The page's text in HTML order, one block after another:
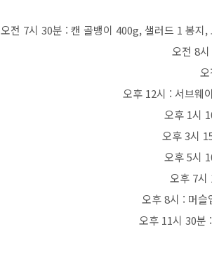
오전 7시 30분 : 캔 골뱅이 400g, 샐러드 1 봉지
오전 8
오후 12시 : 서브웨
오후 1시
오후 3시
오후 5시
오후 7시
오후 8시 : 머슬
오후 11시 30분